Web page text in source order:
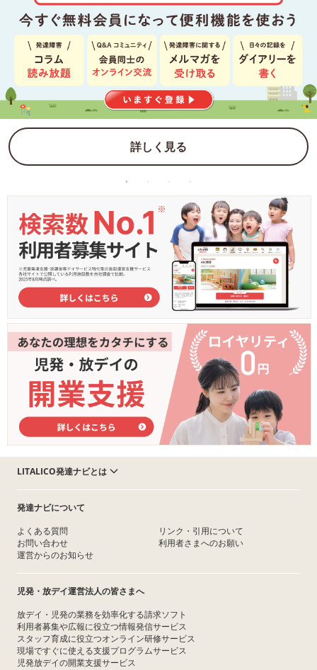
詳しく見る
LITALICO発達ナビとは
発達ナビについて
よくある質問
お問い合わせ
運営からのお知らせ
リンク・引用について
利用者さまへのお願い
児発・放デイ運営法人の皆さまへ
放デイ・児発の業務を効率化する請求ソフト
利用者募集や広報に役立つ情報発信サービス
スタッフ育成に役立つオンライン研修サービス
現場ですぐに使える支援プログラムサービス
児発放デイの開業支援サービス